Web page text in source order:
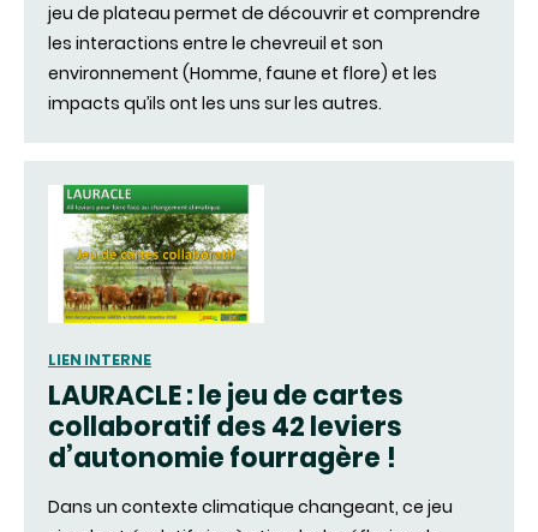
jeu de plateau permet de découvrir et comprendre
les interactions entre le chevreuil et son
environnement (Homme, faune et flore) et les
impacts qu’ils ont les uns sur les autres.
LIEN INTERNE
LAURACLE : le jeu de cartes
collaboratif des 42 leviers
d’autonomie fourragère !
Dans un contexte climatique changeant, ce jeu